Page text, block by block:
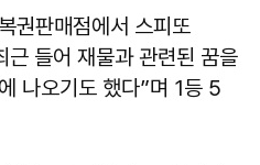
권판매점에서 스피또
들어 재물과 관련된 꿈을
나오기도 했다”며 1등 5